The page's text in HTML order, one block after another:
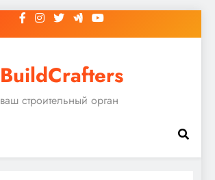
BuildCrafters
ваш строительный орган